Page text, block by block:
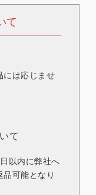
て
には応じませ
て
以内に弊社へ
可能となり